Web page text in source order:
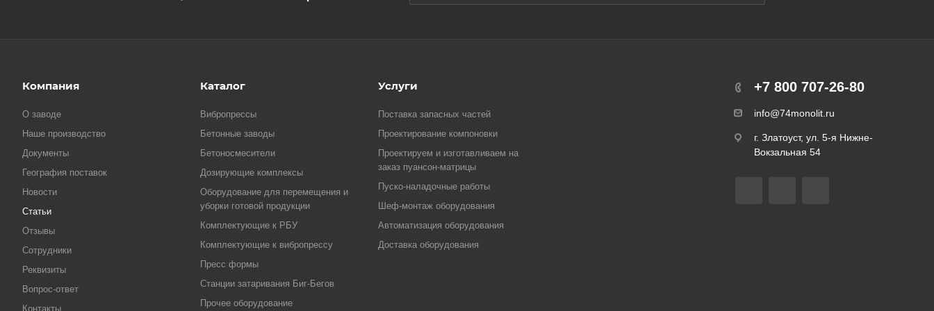
Компания
О заводе
Наше производство
Документы
География поставок
Новости
Статьи
Отзывы
Сотрудники
Реквизиты
Вопрос-ответ
Контакты
Каталог
Вибропрессы
Бетонные заводы
Бетоносмесители
Дозирующие комплексы
Оборудование для перемещения и
уборки готовой продукции
Комплектующие к РБУ
Комплектующие к вибропрессу
Пресс формы
Станции затаривания Биг-Бегов
Прочее оборудование
Услуги
Поставка запасных частей
Проектирование компоновки
Проектируем и изготавливаем на
заказ пуансон-матрицы
Пуско-наладочные работы
Шеф-монтаж оборудования
Автоматизация оборудования
Доставка оборудования
+7 800 707-26-80
info@74monolit.ru
г. Златоуст, ул. 5-я Нижне-
Вокзальная 54